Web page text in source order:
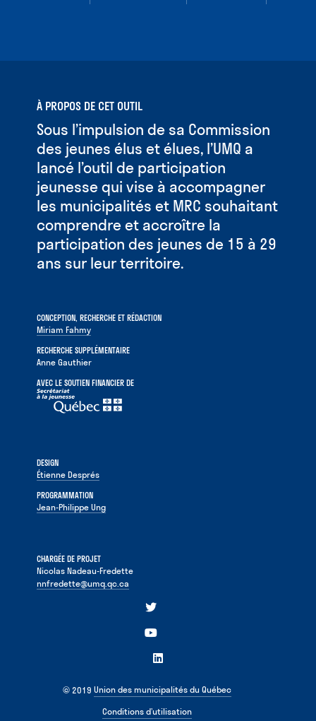
À PROPOS DE CET OUTIL
Sous l’impulsion de sa Commission
des jeunes élus et élues, l’UMQ a
lancé l’outil de participation
jeunesse qui vise à accompagner
les municipalités et MRC souhaitant
comprendre et accroître la
participation des jeunes de 15 à 29
ans sur leur territoire.
CONCEPTION, RECHERCHE ET RÉDACTION
Miriam Fahmy
RECHERCHE SUPPLÉMENTAIRE
Anne Gauthier
AVEC LE SOUTIEN FINANCIER DE
DESIGN
Étienne Després
PROGRAMMATION
Jean-Philippe Ung
CHARGÉE DE PROJET
Nicolas Nadeau-Fredette
nnfredette@umq.qc.ca
© 2019 Union des municipalités du Québec
Conditions d’utilisation